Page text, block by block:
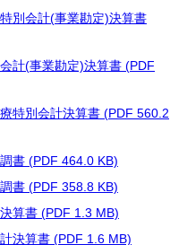
別会計(事業勘定)決算書
計(事業勘定)決算書 (PDF
特別会計決算書 (PDF 560.2
書 (PDF 464.0 KB)
書 (PDF 358.8 KB)
算書 (PDF 1.3 MB)
決算書 (PDF 1.6 MB)